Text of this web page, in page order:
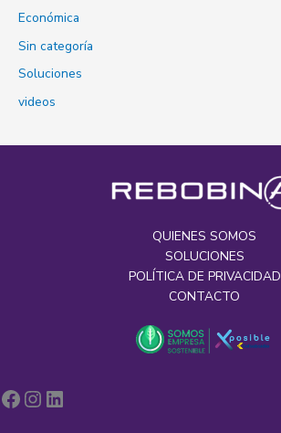
Económica
Sin categoría
Soluciones
videos
QUIENES SOMOS
SOLUCIONES
POLÍTICA DE PRIVACIDAD
CONTACTO